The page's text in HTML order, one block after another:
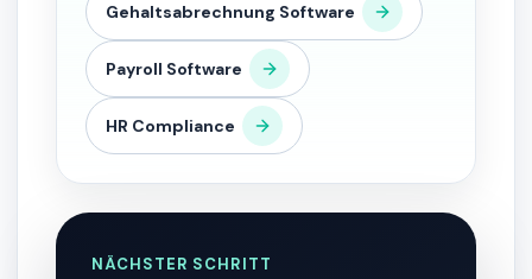
Gehaltsabrechnung Software
Payroll Software
HR Compliance
NÄCHSTER SCHRITT